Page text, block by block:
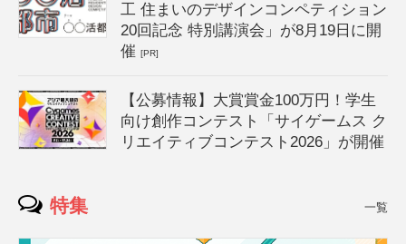
工 住まいのデザインコンペティション
20回記念 特別講演会」が8月19日に開
催[PR]
【公募情報】大賞賞金100万円！学生
向け創作コンテスト「サイゲームス ク
リエイティブコンテスト2026」が開催
特集 一覧